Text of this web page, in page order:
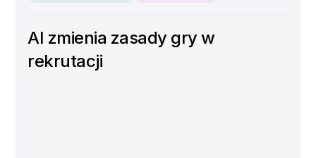
AI zmienia zasady gry w
rekrutacji